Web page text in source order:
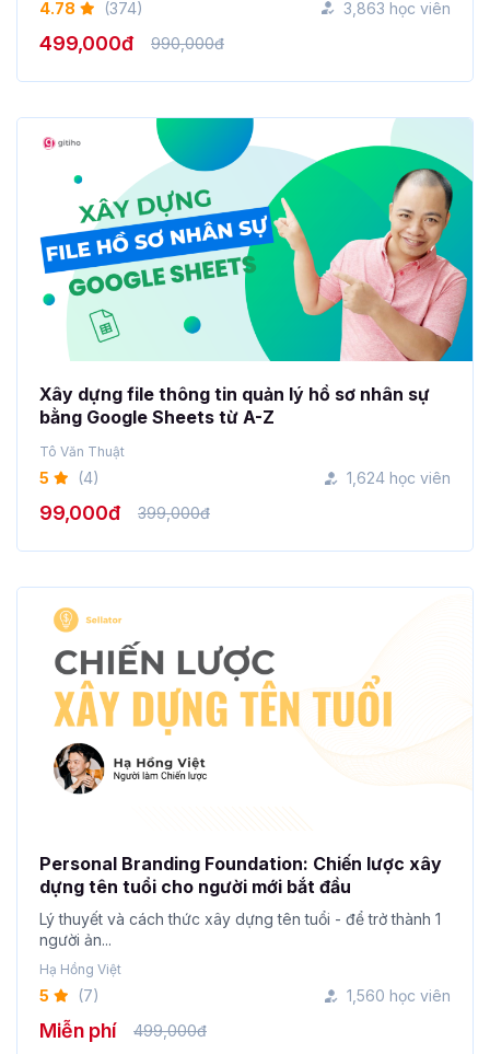
4.78 (374) 3,863 học viên
499,000đ 990,000đ
Xây dựng file thông tin quản lý hồ sơ nhân sự
bằng Google Sheets từ A-Z
Tô Văn Thuật
5 (4) 1,624 học viên
99,000đ 399,000đ
Personal Branding Foundation: Chiến lược xây
dựng tên tuổi cho người mới bắt đầu
Lý thuyết và cách thức xây dựng tên tuổi - để trở thành 1
người ản...
Hạ Hồng Việt
5 (7) 1,560 học viên
Miễn phí 499,000đ